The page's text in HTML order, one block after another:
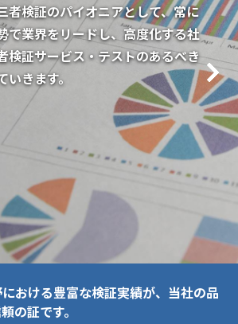
者検証のパイオニアとして、常に
業界をリードし、 高度化する社
検証サービス・テストのあるべき
きます。
おける豊富な検証実績が、当社の品
の証です。